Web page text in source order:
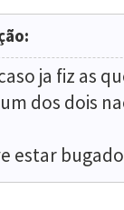
ja fiz as
dos dois
estar